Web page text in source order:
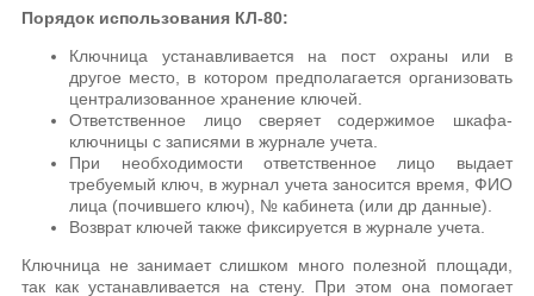
Порядок использования КЛ-80:
Ключница устанавливается на пост охраны или в
другое место, в котором предполагается организовать
централизованное хранение ключей.
Ответственное лицо сверяет содержимое шкафа-
ключницы с записями в журнале учета.
При необходимости ответственное лицо выдает
требуемый ключ, в журнал учета заносится время, ФИО
лица (почившего ключ), № кабинета (или др данные).
Возврат ключей также фиксируется в журнале учета.
Ключница не занимает слишком много полезной площади,
так как устанавливается на стену. При этом она помогает